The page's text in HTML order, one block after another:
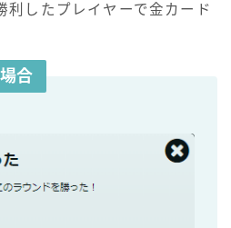
利したプレイヤーで金カード
合